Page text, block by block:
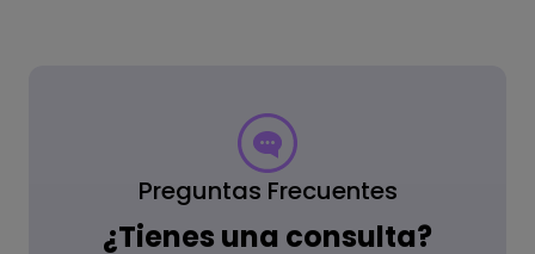
Preguntas Frecuentes
¿Tienes una consulta?